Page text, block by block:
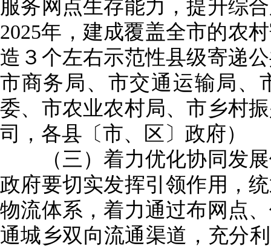
服务网点生存能力，提升综
2025年，建成覆盖全市的农
造３个左右示范性县级寄递
市商务局、市交通运输局、
委、市农业农村局、市乡村
司，各县〔市、区〕政府）
（三）着力优化协同发展
政府要切实发挥引领作用，
物流体系，着力通过布网点
通城乡双向流通渠道，充分